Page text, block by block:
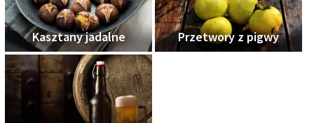
Kasztany jadalne Przetwory z pigwy